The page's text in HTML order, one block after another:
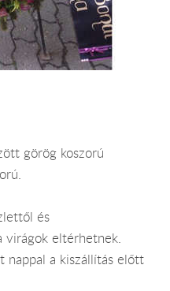
görög koszorú
és
virágok eltérhetnek.
nappal a kiszállítás előtt